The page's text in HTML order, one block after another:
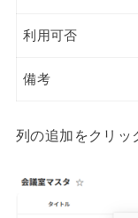
利用可否
備考
列の追加をクリッ